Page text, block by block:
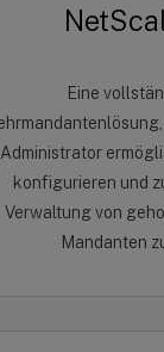
Eine
Administrator
konfigurieren und
Verwaltung von
Mandanten